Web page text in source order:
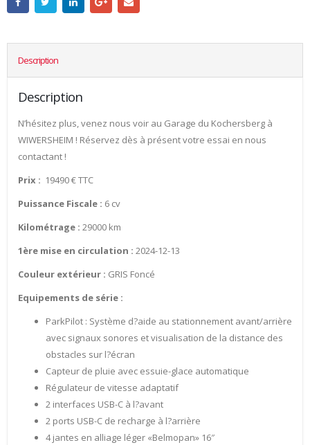
Description
Description
N’hésitez plus, venez nous voir au Garage du Kochersberg à
WIWERSHEIM ! Réservez dès à présent votre essai en nous
contactant !
Prix : 19490 € TTC
Puissance Fiscale : 6 cv
Kilométrage : 29000 km
1ère mise en circulation : 2024-12-13
Couleur extérieur : GRIS Foncé
Equipements de série :
ParkPilot : Système d?aide au stationnement avant/arrière
avec signaux sonores et visualisation de la distance des
obstacles sur l?écran
Capteur de pluie avec essuie-glace automatique
Régulateur de vitesse adaptatif
2 interfaces USB-C à l?avant
2 ports USB-C de recharge à l?arrière
4 jantes en alliage léger «Belmopan» 16″